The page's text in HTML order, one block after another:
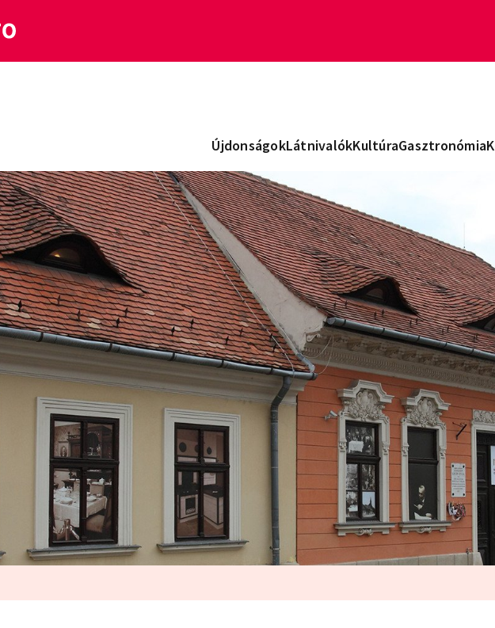
ÚjdonságokLátnivalókKultúraGasztronómia